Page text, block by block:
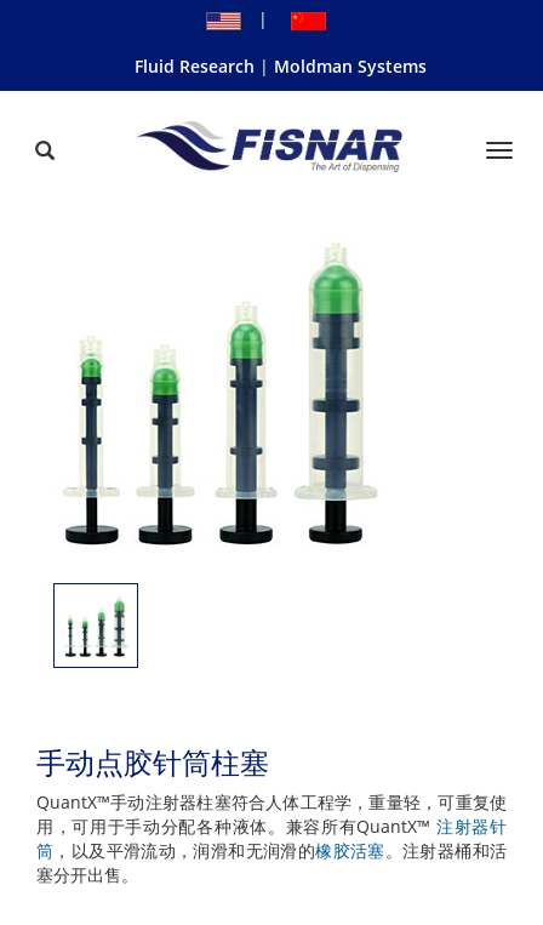
|
Fluid Research Moldman Systems
手动点胶针筒柱塞
QuantX™手动注射器柱塞符合人体工程学，重量轻，可重复使
用，可用于手动分配各种液体。兼容所有QuantX™ 注射器针
筒 ，以及平滑流动，润滑和无润滑的橡胶活塞。注射器桶和活
塞分开出售。